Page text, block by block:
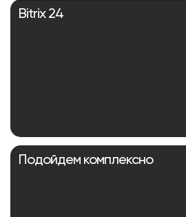
Bitrix 24
Подойдем комплексно